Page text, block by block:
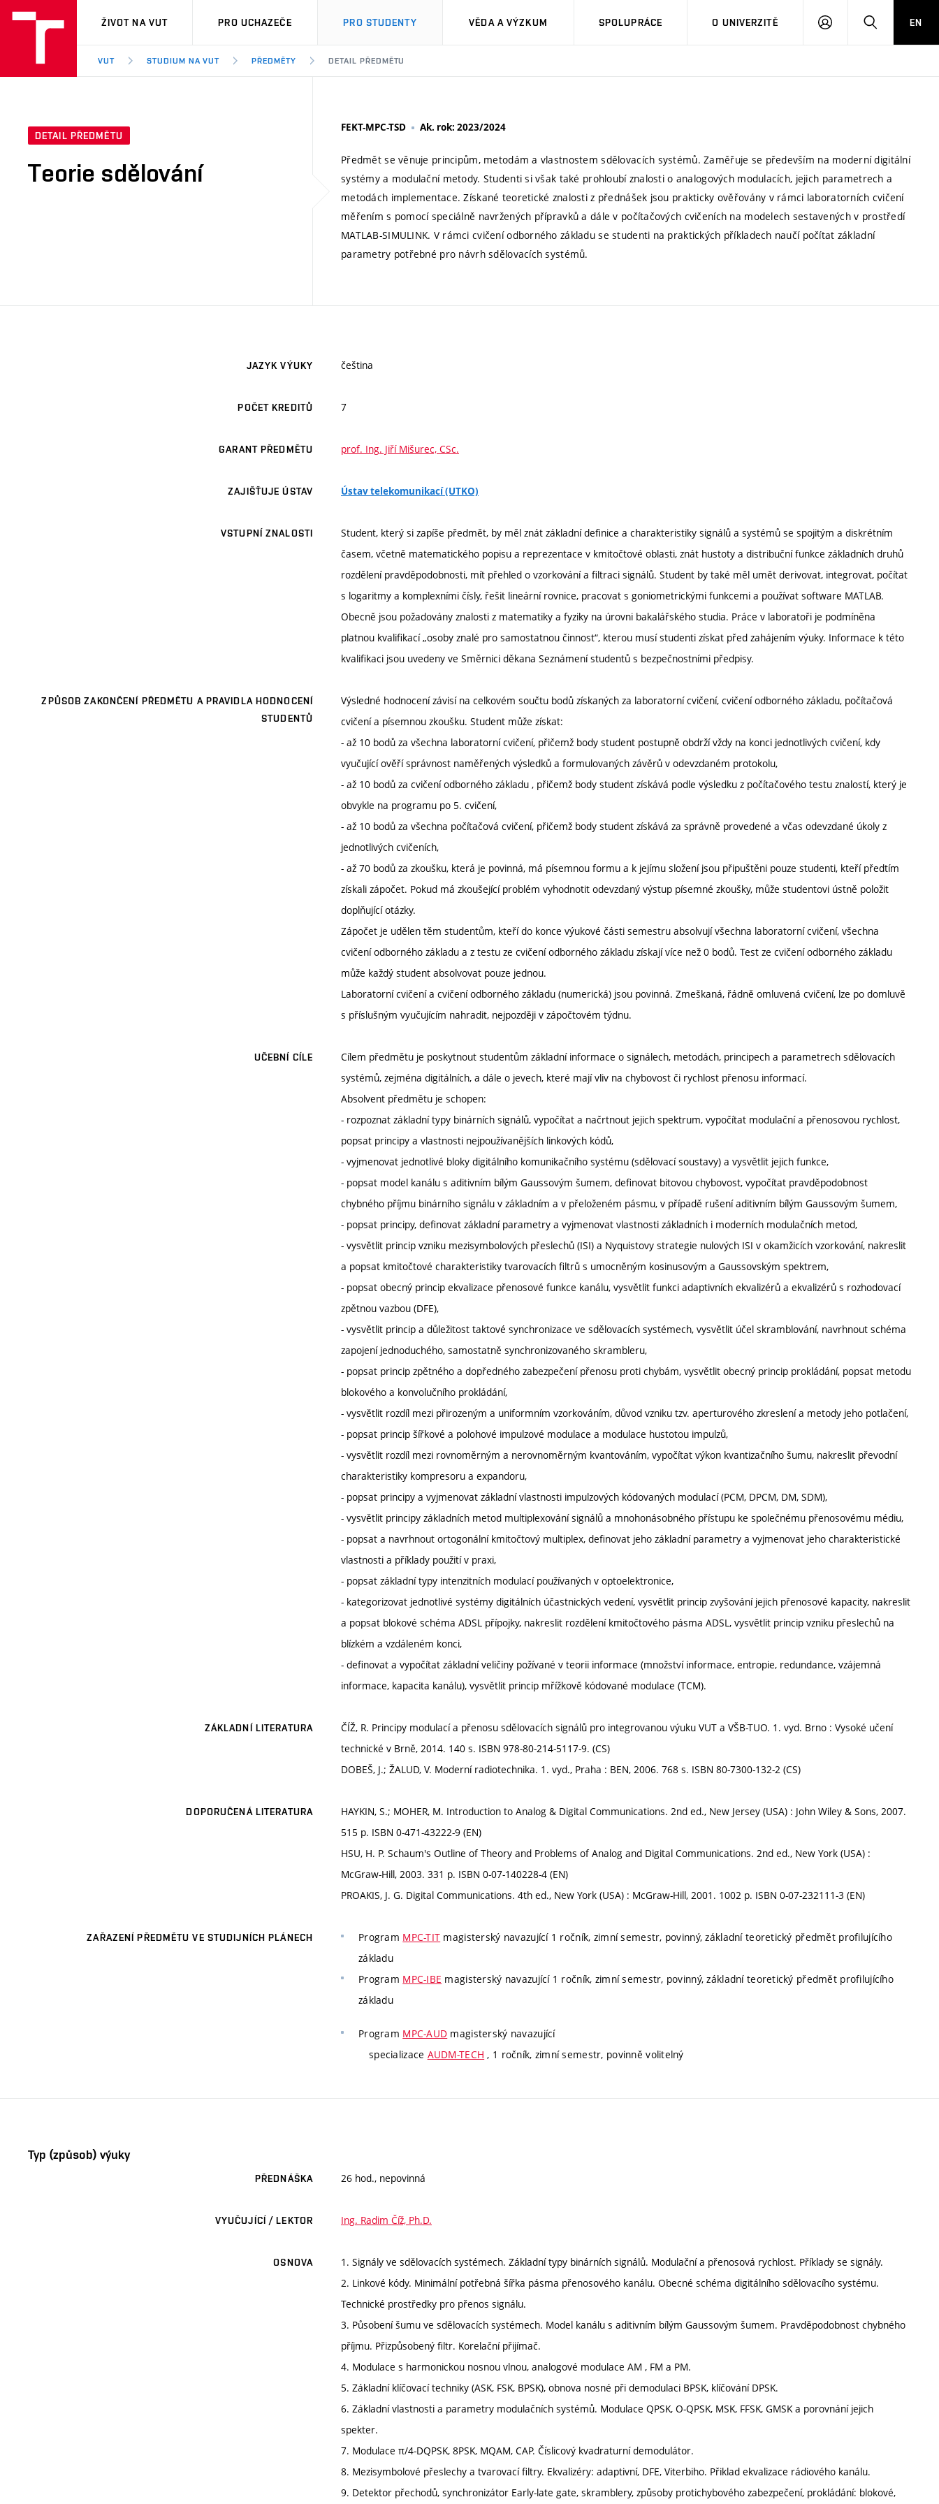
VUT
ŽIVOT NA VUT PRO UCHAZEČE PRO STUDENTY VĚDA A VÝZKUM SPOLUPRÁCE O UNIVERZITĚ
PŘIHLÁSIT HLEDATEN
VUT STUDIUM NA VUT PŘEDMĚTY DETAIL PŘEDMĚTU
DETAIL PŘEDMĚTU
Teorie sdělování
FEKT-MPC-TSD Ak. rok: 2023/2024
Předmět se věnuje principům, metodám a vlastnostem sdělovacích systémů. Zaměřuje se především na moderní digitální
systémy a modulační metody. Studenti si však také prohloubí znalosti o analogových modulacích, jejich parametrech a
metodách implementace. Získané teoretické znalosti z přednášek jsou prakticky ověřovány v rámci laboratorních cvičení
měřením s pomocí speciálně navržených přípravků a dále v počítačových cvičeních na modelech sestavených v prostředí
MATLAB-SIMULINK. V rámci cvičení odborného základu se studenti na praktických příkladech naučí počítat základní
parametry potřebné pro návrh sdělovacích systémů.
JAZYK VÝUKY čeština
POČET KREDITŮ 7
GARANT PŘEDMĚTU prof. Ing. Jiří Mišurec, CSc.
ZAJIŠŤUJE ÚSTAV Ústav telekomunikací (UTKO)
VSTUPNÍ ZNALOSTI
Student, který si zapíše předmět, by měl znát základní definice a charakteristiky signálů a systémů se spojitým a diskrétním
časem, včetně matematického popisu a reprezentace v kmitočtové oblasti, znát hustoty a distribuční funkce základních druhů
rozdělení pravděpodobnosti, mít přehled o vzorkování a filtraci signálů. Student by také měl umět derivovat, integrovat, počítat
s logaritmy a komplexními čísly, řešit lineární rovnice, pracovat s goniometrickými funkcemi a používat software MATLAB.
Obecně jsou požadovány znalosti z matematiky a fyziky na úrovni bakalářského studia. Práce v laboratoři je podmíněna
platnou kvalifikací „osoby znalé pro samostatnou činnost“, kterou musí studenti získat před zahájením výuky. Informace k této
kvalifikaci jsou uvedeny ve Směrnici děkana Seznámení studentů s bezpečnostními předpisy.
ZPŮSOB ZAKONČENÍ PŘEDMĚTU A PRAVIDLA HODNOCENÍ
STUDENTŮ
Výsledné hodnocení závisí na celkovém součtu bodů získaných za laboratorní cvičení, cvičení odborného základu, počítačová
cvičení a písemnou zkoušku. Student může získat:
- až 10 bodů za všechna laboratorní cvičení, přičemž body student postupně obdrží vždy na konci jednotlivých cvičení, kdy
vyučující ověří správnost naměřených výsledků a formulovaných závěrů v odevzdaném protokolu,
- až 10 bodů za cvičení odborného základu , přičemž body student získává podle výsledku z počítačového testu znalostí, který je
obvykle na programu po 5. cvičení,
- až 10 bodů za všechna počítačová cvičení, přičemž body student získává za správně provedené a včas odevzdané úkoly z
jednotlivých cvičeních,
- až 70 bodů za zkoušku, která je povinná, má písemnou formu a k jejímu složení jsou připuštěni pouze studenti, kteří předtím
získali zápočet. Pokud má zkoušející problém vyhodnotit odevzdaný výstup písemné zkoušky, může studentovi ústně položit
doplňující otázky.
Zápočet je udělen těm studentům, kteří do konce výukové části semestru absolvují všechna laboratorní cvičení, všechna
cvičení odborného základu a z testu ze cvičení odborného základu získají více než 0 bodů. Test ze cvičení odborného základu
může každý student absolvovat pouze jednou.
Laboratorní cvičení a cvičení odborného základu (numerická) jsou povinná. Zmeškaná, řádně omluvená cvičení, lze po domluvě
s příslušným vyučujícím nahradit, nejpozději v zápočtovém týdnu.
UČEBNÍ CÍLE
Cílem předmětu je poskytnout studentům základní informace o signálech, metodách, principech a parametrech sdělovacích
systémů, zejména digitálních, a dále o jevech, které mají vliv na chybovost či rychlost přenosu informací.
Absolvent předmětu je schopen:
- rozpoznat základní typy binárních signálů, vypočítat a načrtnout jejich spektrum, vypočítat modulační a přenosovou rychlost,
popsat principy a vlastnosti nejpoužívanějších linkových kódů,
- vyjmenovat jednotlivé bloky digitálního komunikačního systému (sdělovací soustavy) a vysvětlit jejich funkce,
- popsat model kanálu s aditivním bílým Gaussovým šumem, definovat bitovou chybovost, vypočítat pravděpodobnost
chybného příjmu binárního signálu v základním a v přeloženém pásmu, v případě rušení aditivním bílým Gaussovým šumem,
- popsat principy, definovat základní parametry a vyjmenovat vlastnosti základních i moderních modulačních metod,
- vysvětlit princip vzniku mezisymbolových přeslechů (ISI) a Nyquistovy strategie nulových ISI v okamžicích vzorkování, nakreslit
a popsat kmitočtové charakteristiky tvarovacích filtrů s umocněným kosinusovým a Gaussovským spektrem,
- popsat obecný princip ekvalizace přenosové funkce kanálu, vysvětlit funkci adaptivních ekvalizérů a ekvalizérů s rozhodovací
zpětnou vazbou (DFE),
- vysvětlit princip a důležitost taktové synchronizace ve sdělovacích systémech, vysvětlit účel skramblování, navrhnout schéma
zapojení jednoduchého, samostatně synchronizovaného skrambleru,
- popsat princip zpětného a dopředného zabezpečení přenosu proti chybám, vysvětlit obecný princip prokládání, popsat metodu
blokového a konvolučního prokládání,
- vysvětlit rozdíl mezi přirozeným a uniformním vzorkováním, důvod vzniku tzv. aperturového zkreslení a metody jeho potlačení,
- popsat princip šířkové a polohové impulzové modulace a modulace hustotou impulzů,
- vysvětlit rozdíl mezi rovnoměrným a nerovnoměrným kvantováním, vypočítat výkon kvantizačního šumu, nakreslit převodní
charakteristiky kompresoru a expandoru,
- popsat principy a vyjmenovat základní vlastnosti impulzových kódovaných modulací (PCM, DPCM, DM, SDM),
- vysvětlit principy základních metod multiplexování signálů a mnohonásobného přístupu ke společnému přenosovému médiu,
- popsat a navrhnout ortogonální kmitočtový multiplex, definovat jeho základní parametry a vyjmenovat jeho charakteristické
vlastnosti a příklady použití v praxi,
- popsat základní typy intenzitních modulací používaných v optoelektronice,
- kategorizovat jednotlivé systémy digitálních účastnických vedení, vysvětlit princip zvyšování jejich přenosové kapacity, nakreslit
a popsat blokové schéma ADSL přípojky, nakreslit rozdělení kmitočtového pásma ADSL, vysvětlit princip vzniku přeslechů na
blízkém a vzdáleném konci,
- definovat a vypočítat základní veličiny požívané v teorii informace (množství informace, entropie, redundance, vzájemná
informace, kapacita kanálu), vysvětlit princip mřížkově kódované modulace (TCM).
ZÁKLADNÍ LITERATURA
ČÍŽ, R. Principy modulací a přenosu sdělovacích signálů pro integrovanou výuku VUT a VŠB-TUO. 1. vyd. Brno : Vysoké učení
technické v Brně, 2014. 140 s. ISBN 978-80-214-5117-9. (CS)
DOBEŠ, J.; ŽALUD, V. Moderní radiotechnika. 1. vyd., Praha : BEN, 2006. 768 s. ISBN 80-7300-132-2 (CS)
DOPORUČENÁ LITERATURA
HAYKIN, S.; MOHER, M. Introduction to Analog & Digital Communications. 2nd ed., New Jersey (USA) : John Wiley & Sons, 2007.
515 p. ISBN 0-471-43222-9 (EN)
HSU, H. P. Schaum's Outline of Theory and Problems of Analog and Digital Communications. 2nd ed., New York (USA) :
McGraw-Hill, 2003. 331 p. ISBN 0-07-140228-4 (EN)
PROAKIS, J. G. Digital Communications. 4th ed., New York (USA) : McGraw-Hill, 2001. 1002 p. ISBN 0-07-232111-3 (EN)
ZAŘAZENÍ PŘEDMĚTU VE STUDIJNÍCH PLÁNECH Program MPC-TIT magisterský navazující 1 ročník, zimní semestr, povinný, základní teoretický předmět profilujícího
základu
Program MPC-IBE magisterský navazující 1 ročník, zimní semestr, povinný, základní teoretický předmět profilujícího
základu
Program MPC-AUD magisterský navazující
specializace AUDM-TECH , 1 ročník, zimní semestr, povinně volitelný
Typ (způsob) výuky
PŘEDNÁŠKA 26 hod., nepovinná
VYUČUJÍCÍ / LEKTOR Ing. Radim Číž, Ph.D.
OSNOVA
1. Signály ve sdělovacích systémech. Základní typy binárních signálů. Modulační a přenosová rychlost. Příklady se signály.
2. Linkové kódy. Minimální potřebná šířka pásma přenosového kanálu. Obecné schéma digitálního sdělovacího systému.
Technické prostředky pro přenos signálu.
3. Působení šumu ve sdělovacích systémech. Model kanálu s aditivním bílým Gaussovým šumem. Pravděpodobnost chybného
příjmu. Přizpůsobený filtr. Korelační přijímač.
4. Modulace s harmonickou nosnou vlnou, analogové modulace AM , FM a PM.
5. Základní klíčovací techniky (ASK, FSK, BPSK), obnova nosné při demodulaci BPSK, klíčování DPSK.
6. Základní vlastnosti a parametry modulačních systémů. Modulace QPSK, O-QPSK, MSK, FFSK, GMSK a porovnání jejich
spekter.
7. Modulace π/4-DQPSK, 8PSK, MQAM, CAP. Číslicový kvadraturní demodulátor.
8. Mezisymbolové přeslechy a tvarovací filtry. Ekvalizéry: adaptivní, DFE, Viterbiho. Přiklad ekvalizace rádiového kanálu.
9. Detektor přechodů, synchronizátor Early-late gate, skramblery, způsoby protichybového zabezpečení, prokládání: blokové,